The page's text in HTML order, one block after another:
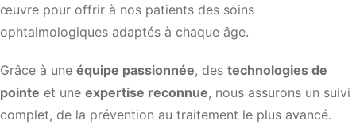
œuvre pour offrir à nos patients des soins
ophtalmologiques adaptés à chaque âge.
Grâce à une équipe passionnée, des technologies de
pointe et une expertise reconnue, nous assurons un suivi
complet, de la prévention au traitement le plus avancé.